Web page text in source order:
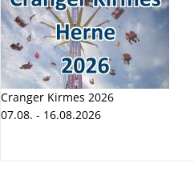
Cranger Kirmes 2026
07.08. - 16.08.2026